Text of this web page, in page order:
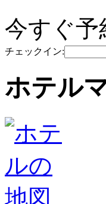
今すぐ予
チェックイン:
ホテル